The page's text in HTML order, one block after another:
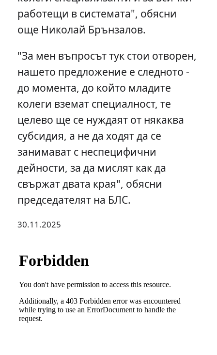
работещи в системата", обясни
още Николай Брънзалов.
"За мен въпросът тук стои отворен,
нашето предложение е следното -
до момента, до който младите
колеги вземат специалност, те
целево ще се нуждаят от някаква
субсидия, а не да ходят да се
занимават с неспецифични
дейности, за да мислят как да
свържат двата края", обясни
председателят на БЛС.
30.11.2025